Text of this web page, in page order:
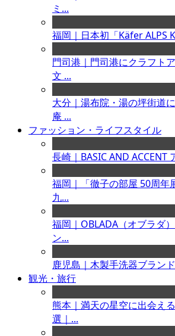
ミ...
福岡｜日本初「Käfer ALPS
門司港｜門司港にクラフト
文 ...
大分｜湯布院・湯の坪街道
庵 ...
ファッション・ライフスタイル
長崎｜BASIC AND ACCENT
福岡｜「徹子の部屋 50周年
九...
福岡｜OBLADA（オブラダ
ン...
鹿児島｜木製手洗器ブラン
観光・旅行
熊本｜満天の星空に出会え
選｜...